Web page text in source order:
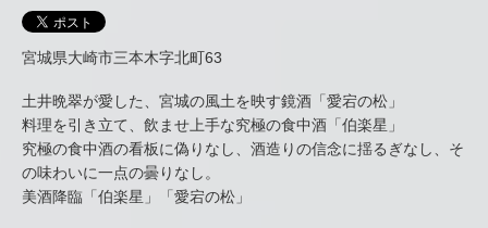
宮城県大崎市三本木字北町63
土井晩翠が愛した、宮城の風土を映す鏡酒「愛宕の松」
料理を引き立て、飲ませ上手な究極の食中酒「伯楽星」
究極の食中酒の看板に偽りなし、酒造りの信念に揺るぎなし、そ
の味わいに一点の曇りなし。
美酒降臨「伯楽星」「愛宕の松」